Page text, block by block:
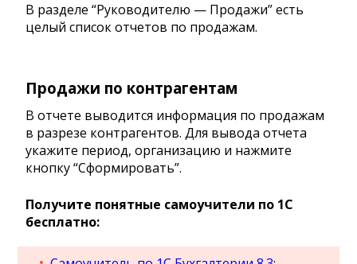
В разделе “Руководителю — Продажи” есть
целый список отчетов по продажам.
Продажи по контрагентам
В отчете выводится информация по продажам
в разрезе контрагентов. Для вывода отчета
укажите период, организацию и нажмите
кнопку “Сформировать”.
Получите понятные самоучители по 1С
бесплатно: